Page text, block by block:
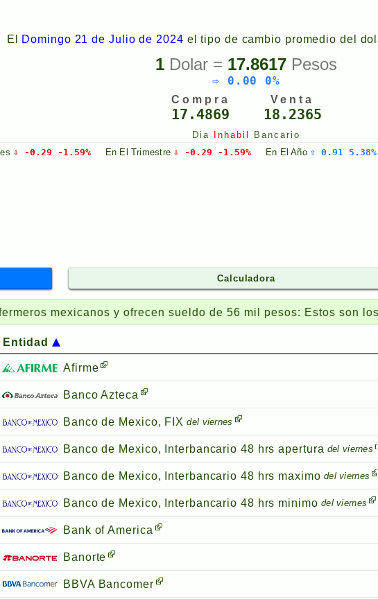
El Domingo 21 de Julio de 2024 el tipo de cambio promedio del
1 Dolar = 17.8617 Pesos
⇨ 0.00 0%
Compra
17.4869
Venta
18.2365
Dia Inhabil
Bancario
⇩ -0.29 -1.59% En ElTrimestre ⇩ -0.29 -1.59% En ElAño ⇧ 0.91 5.38%
Calculadora
mexicanos y ofrecen sueldo de 56 mil pesos: Estos son los
Entidad
Afirme
Banco Azteca
Banco de Mexico, FIX del viernes
Banco de Mexico, Interbancario 48 hrs apertura del viernes
Banco de Mexico, Interbancario 48 hrs maximo del viernes
Banco de Mexico, Interbancario 48 hrs minimo del viernes
Bank of America
Banorte
BBVA Bancomer